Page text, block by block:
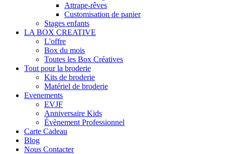
Attrape-rêves
Customisation de panier
Stages enfants
LA BOX CREATIVE
L'offre
Box du mois
Toutes les Box Créatives
Tout pour la broderie
Kits de broderie
Matériel de broderie
Evenements
EVJF
Anniversaire Kids
Évènement Professionnel
Carte Cadeau
Blog
Nous Contacter